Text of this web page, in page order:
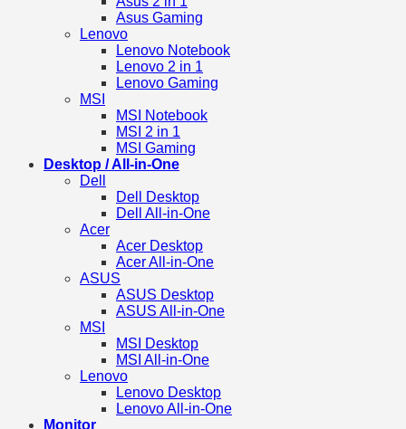
Asus Gaming
Lenovo
Lenovo Notebook
Lenovo 2 in 1
Lenovo Gaming
MSI
MSI Notebook
MSI 2 in 1
MSI Gaming
Desktop / All-in-One
Dell
Dell Desktop
Dell All-in-One
Acer
Acer Desktop
Acer All-in-One
ASUS
ASUS Desktop
ASUS All-in-One
MSI
MSI Desktop
MSI All-in-One
Lenovo
Lenovo Desktop
Lenovo All-in-One
Monitor